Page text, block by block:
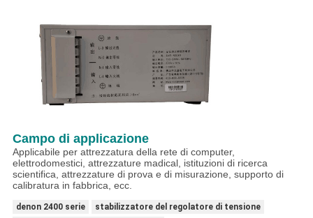
Campo di applicazione
Applicabile per attrezzatura della rete di computer,
elettrodomestici, attrezzature madical, istituzioni di ricerca
scientifica, attrezzature di prova e di misurazione, supporto di
calibratura in fabbrica, ecc.
denon 2400 serie
stabilizzatore del regolatore di tensione